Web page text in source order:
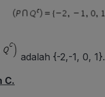
adalah {-2,-1, 0, 1}.
C.